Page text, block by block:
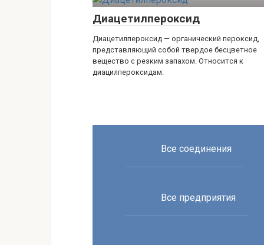
Диацетилпероксид
Диацетилпероксид — органический пероксид,
представляющий собой твердое бесцветное
вещество с резким запахом. Относится к
диацилпероксидам.
Все соединения
Все предприятия